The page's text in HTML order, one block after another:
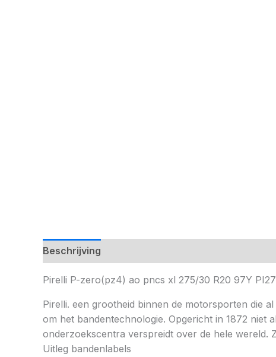
Beschrijving
Pirelli P-zero(pz4) ao pncs xl 275/30 R20 97Y
Pirelli. een grootheid binnen de motorsporten die
om het bandentechnologie. Opgericht in 1872 niet
onderzoekscentra verspreidt over de hele wereld.
Uitleg bandenlabels